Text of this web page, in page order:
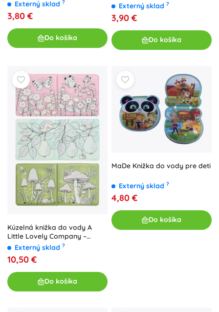
Externý sklad ?
3,80 €
Do košíka
Externý sklad ?
3,90 €
Do košíka
Kúzelná knižka do vody A
Little Lovely Company –
Záhrada
Externý sklad ?
10,50 €
Do košíka
MaDe Knižka do vody pre deti
Externý sklad ?
4,80 €
Do košíka